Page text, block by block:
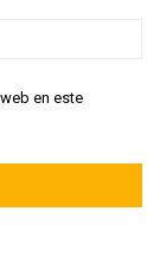
en este